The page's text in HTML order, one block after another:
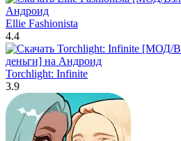
Ellie Fashionista
4.4
Torchlight: Infinite
3.9